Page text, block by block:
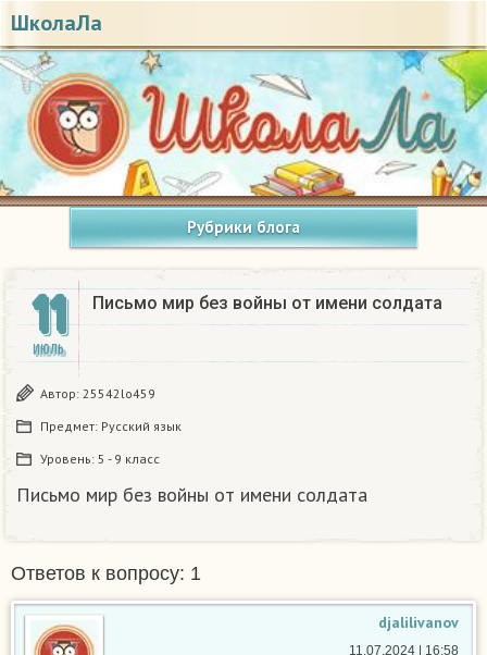
ШколаЛа
Рубрики блога
11
ИЮЛЬ
Письмо мир без войны от имени солдата
Автор: 25542lo459
Предмет: Русский язык
Уровень: 5 - 9 класс
Письмо мир без войны от имени солдата
Ответов к вопросу: 1
djalilivanov
11.07.2024 | 16:58